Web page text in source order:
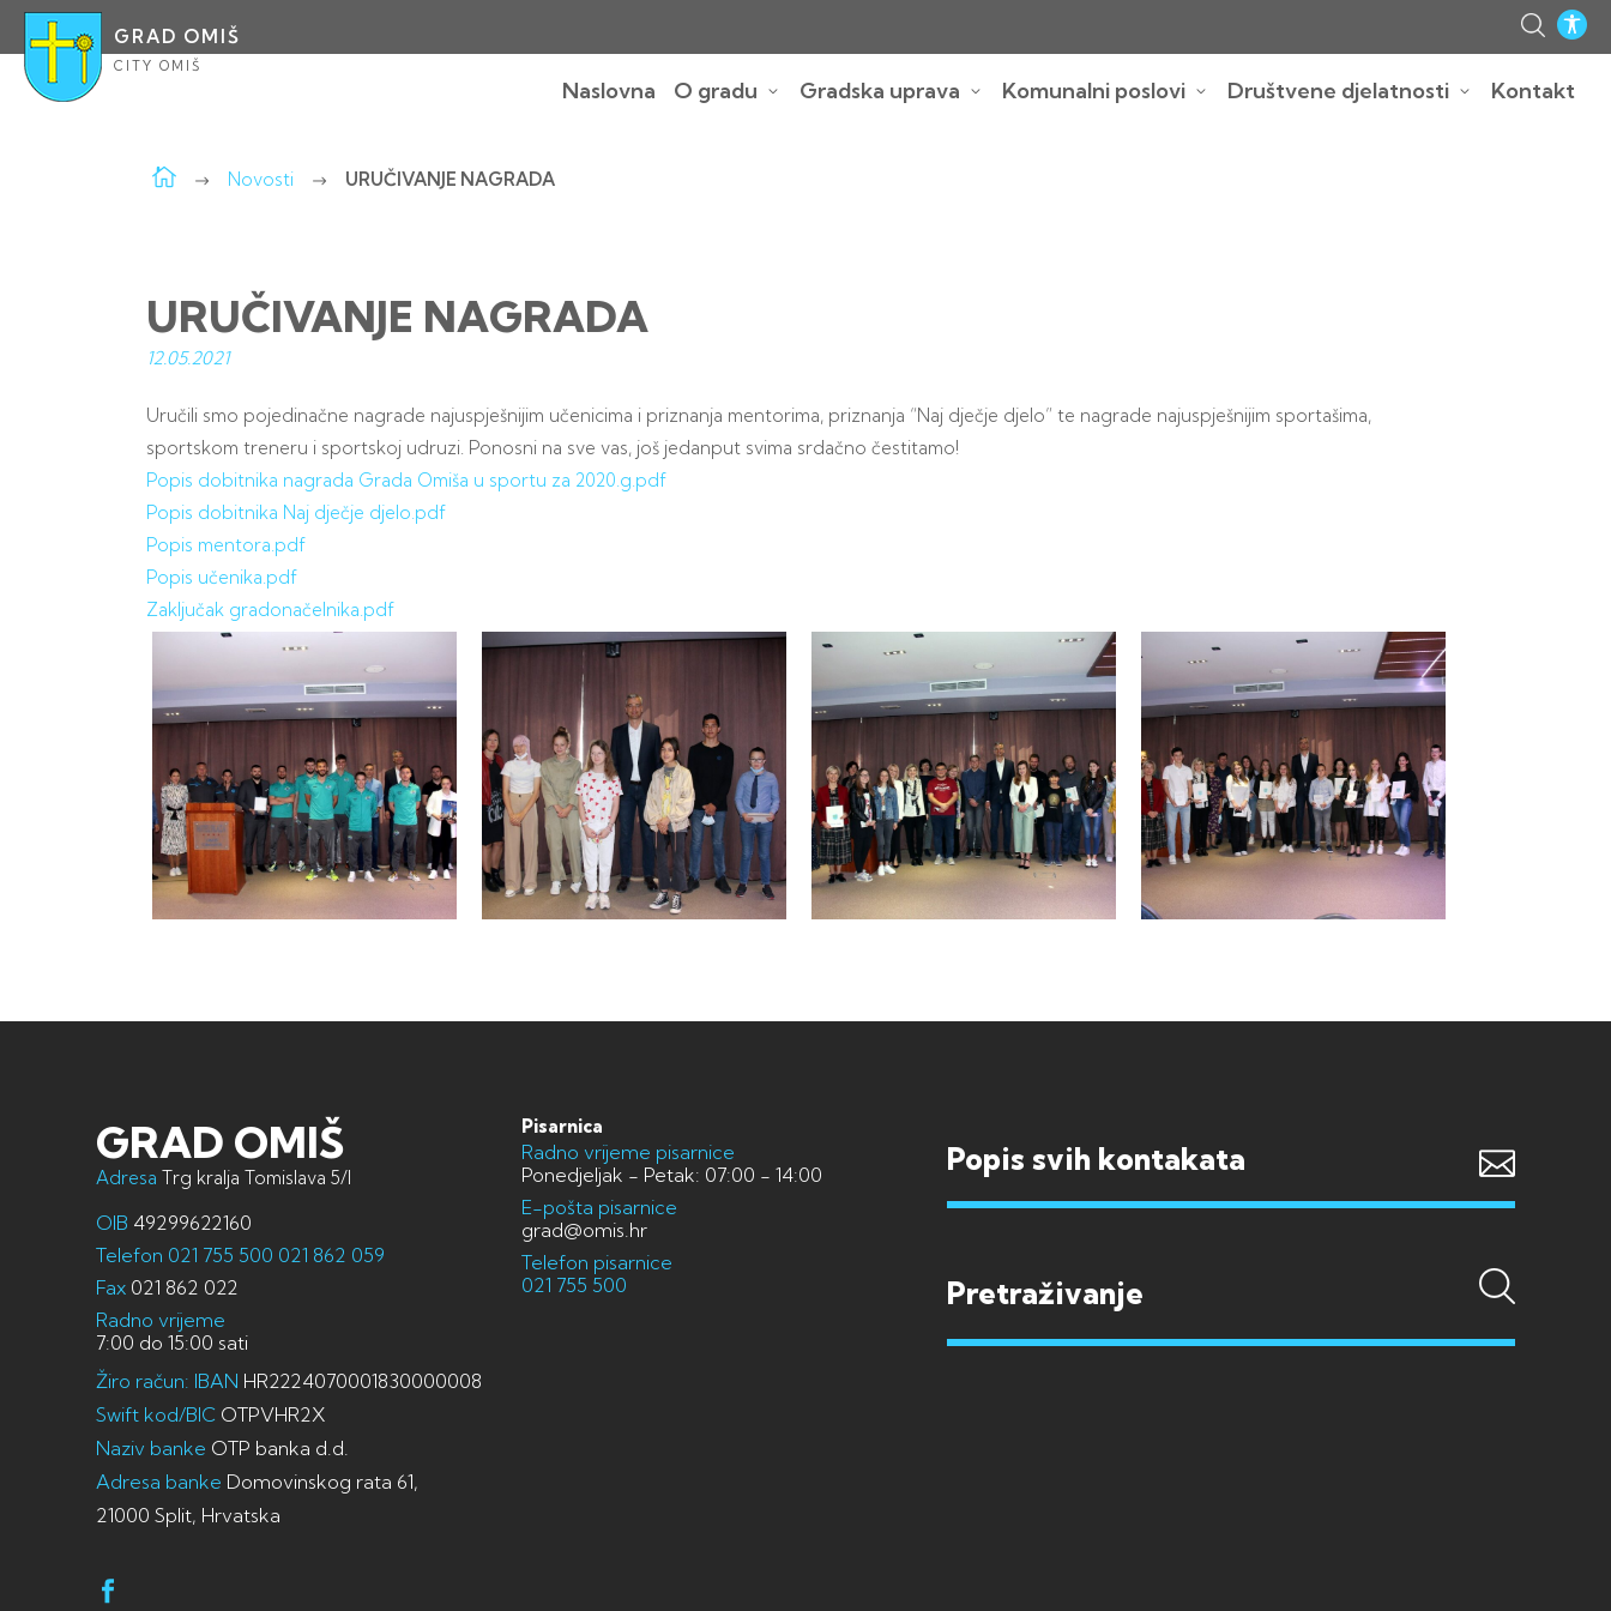
GRAD OMIŠ
CITY OMIŠ
Naslovna O gradu Gradska uprava Komunalni poslovi Društvene djelatnosti Kontakt
Novosti URUČIVANJE NAGRADA
URUČIVANJE NAGRADA
12.05.2021
Uručili smo pojedinačne nagrade najuspješnijim učenicima i priznanja mentorima, priznanja “Naj dječje djelo” te nagrade najuspješnijim sportašima,
sportskom treneru i sportskoj udruzi. Ponosni na sve vas, još jedanput svima srdačno čestitamo!
Popis dobitnika nagrada Grada Omiša u sportu za 2020.g.pdf
Popis dobitnika Naj dječje djelo.pdf
Popis mentora.pdf
Popis učenika.pdf
Zaključak gradonačelnika.pdf
GRAD OMIŠ
Adresa Trg kralja Tomislava 5/I
OIB 49299622160
Telefon 021 755 500 021 862 059
Fax 021 862 022
Radno vrijeme
7:00 do 15:00 sati
Žiro račun: IBAN HR2224070001830000008
Swift kod/BIC OTPVHR2X
Naziv banke OTP banka d.d.
Adresa banke Domovinskog rata 61,
21000 Split, Hrvatska
Pisarnica
Radno vrijeme pisarnice
Ponedjeljak - Petak: 07:00 - 14:00
E-pošta pisarnice
grad@omis.hr
Telefon pisarnice
021 755 500
Popis svih kontakata